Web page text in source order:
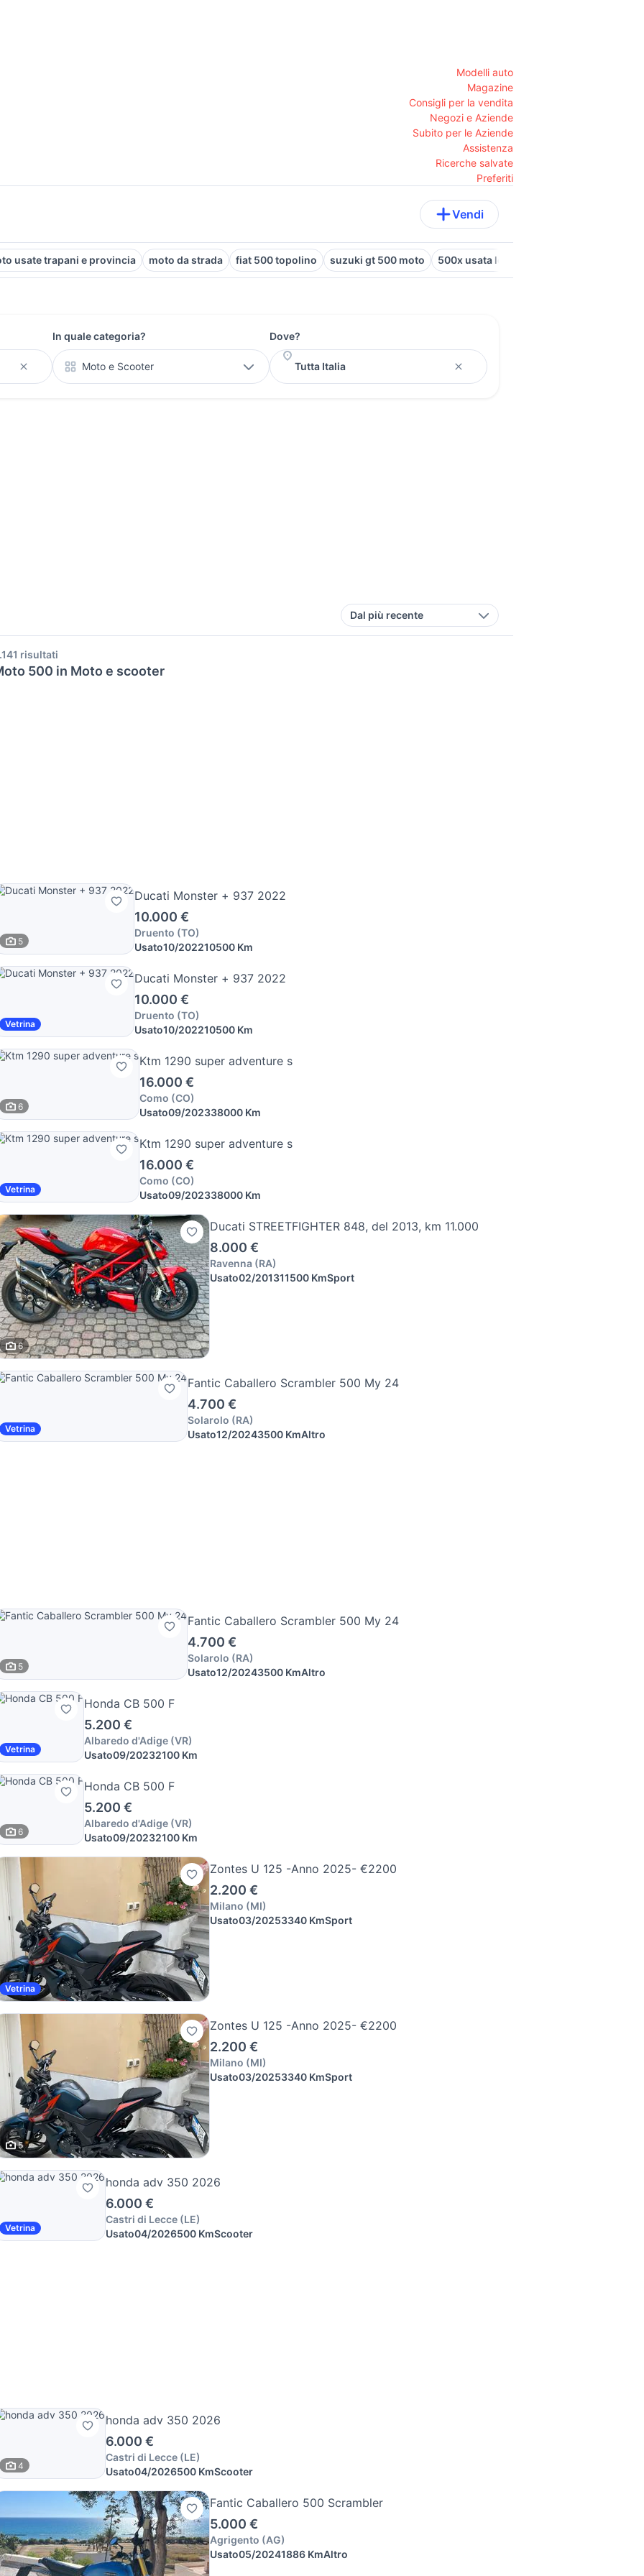
Modelli auto
Magazine
Consigli per la vendita
Negozi e Aziende
Subito per le Aziende
Assistenza
Ricerche salvate
Preferiti
Vendi
usate trapani e provincia moto da strada fiat 500 topolino suzuki gt 500 moto 500x usata lecce
In quale categoria?
Moto e Scooter
Dove?
Dal più recente
risultati
500 in Moto e scooter
5
Ducati Monster + 937 2022
10.000 €
Druento (TO)
Usato10/202210500 Km
Vetrina
Ducati Monster + 937 2022
10.000 €
Druento (TO)
Usato10/202210500 Km
6
Ktm 1290 super adventure s
16.000 €
Como (CO)
Usato09/202338000 Km
Vetrina
Ktm 1290 super adventure s
16.000 €
Como (CO)
Usato09/202338000 Km
6
Ducati STREETFIGHTER 848, del 2013, km 11.000
8.000 €
Ravenna (RA)
Usato02/201311500 KmSport
Vetrina
Fantic Caballero Scrambler 500 My 24
4.700 €
Solarolo (RA)
Usato12/20243500 KmAltro
5
Fantic Caballero Scrambler 500 My 24
4.700 €
Solarolo (RA)
Usato12/20243500 KmAltro
Vetrina
Honda CB 500 F
5.200 €
Albaredo d'Adige (VR)
Usato09/20232100 Km
6
Honda CB 500 F
5.200 €
Albaredo d'Adige (VR)
Usato09/20232100 Km
Vetrina
Zontes U 125 -Anno 2025- €2200
2.200 €
Milano (MI)
Usato03/20253340 KmSport
5
Zontes U 125 -Anno 2025- €2200
2.200 €
Milano (MI)
Usato03/20253340 KmSport
Vetrina
honda adv 350 2026
6.000 €
Castri di Lecce (LE)
Usato04/2026500 KmScooter
4
honda adv 350 2026
6.000 €
Castri di Lecce (LE)
Usato04/2026500 KmScooter
Fantic Caballero 500 Scrambler
5.000 €
Agrigento (AG)
Usato05/20241886 KmAltro